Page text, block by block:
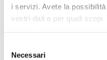
i servizi. Avete la
vostri dati e per quali
modificare o revocare il
Necessari
950€
62m2 3 Loc 1